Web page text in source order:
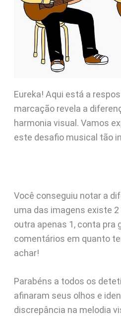
Eureka! Aqui está a
marcação revela a
harmonia visual. Vamos
este desafio musical tão
Você conseguiu notar a
uma das imagens existe
outra apenas 1, conta pra
comentários em quanto
achar!
Parabéns a todos os
afinaram seus olhos e
discrepância na melodia